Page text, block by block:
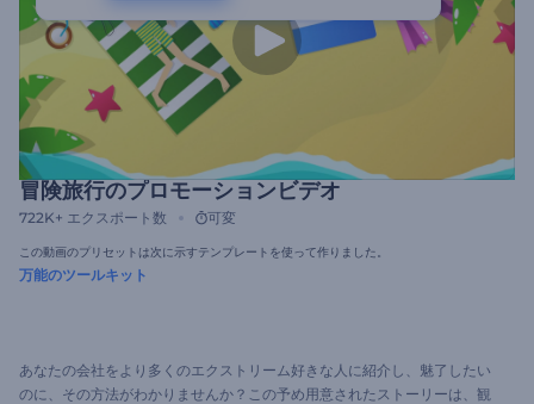
冒険旅行のプロモーションビデオ
722K+ エクスポート数 可変
この動画のプリセットは次に示すテンプレートを使って作りました。
万能のツールキット
あなたの会社をより多くのエクストリーム好きな人に紹介し、魅了したい
のに、その方法がわかりませんか？この予め用意されたストーリーは、観